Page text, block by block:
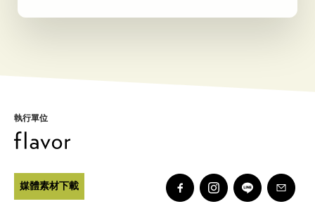
執行單位
媒體素材下載